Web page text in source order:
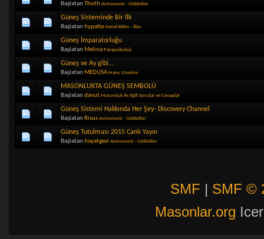
Başlatan Thoth Astronomi - Gökbilim
Güneş Sisteminde Bir İlk
Başlatan hypatia Genel Bilim - İlim
Güneş İmparatorluğu
Başlatan Melina Parapsikoloji
Güneş ve Ay gibi...
Başlatan MEDUSA Inanc Uzerine
MASONLUKTA GÜNEŞ SEMBOLÜ
Başlatan davut Masonluk ile ilgili Sorular ve Cevaplar
Güneş Sistemi Hakkında Her Şey- Discovery Channel
Başlatan Risus Astronomi - Gökbilim
Güneş Tutulması 2015 Canlı Yayın
Başlatan hayatgezi Astronomi - Gökbilim
SMF | SMF ©
Masonlar.org